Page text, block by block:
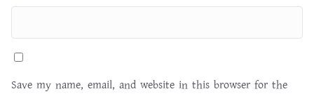
Save my name, email, and website in this browser for the